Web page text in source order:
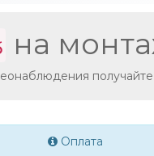
на
Оплата